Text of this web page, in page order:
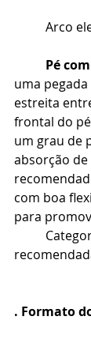
Arco
Pé
uma
estreita
frontal do
um grau de
absorção de
com boa
para
. Formato